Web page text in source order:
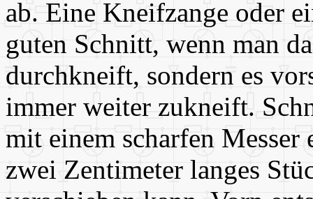
ab. Eine Kneifzange oder
guten Schnitt, wenn man
durchkneift, sondern es
immer weiter zukneift.
mit einem scharfen Messer
zwei Zentimeter langes